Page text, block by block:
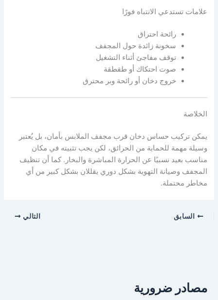
علامات تستدعي الانتباه فورًا
رائحة احتراق
سخونة زائدة حول المجفف
توقف مفاجئ أثناء التشغيل
صوت احتكاك أو طقطقة
خروج دخان أو رائحة وبر محترق
الخلاصة
يمكن تركيب حساس دخان قرب مجفف الملابس بأمان، بل يُعتبر
وسيلة مهمة للحماية من الحرائق، لكن يجب تثبيته في مكان
مناسب بعيد نسبيًا عن الحرارة المباشرة والبخار. كما أن تنظيف
المجفف وصيانة التهوية بشكل دوري يقللان بشكل كبير من أي
مخاطر محتملة.
السابق التالي
مصادر ضرورية